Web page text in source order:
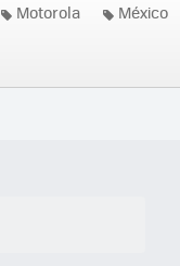
Motorola México